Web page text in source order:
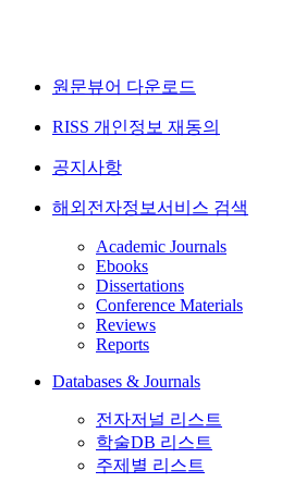
원문뷰어 다운로드
RISS 개인정보 재동의
공지사항
해외전자정보서비스 검색
Academic Journals
Ebooks
Dissertations
Conference Materials
Reviews
Reports
Databases & Journals
전자저널 리스트
학술DB 리스트
주제별 리스트